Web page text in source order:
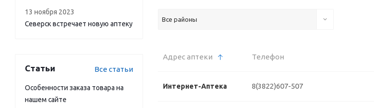
Все районы
Адрес аптеки Телефон
Интернет-Аптека 8(3822)607-507
13 ноября 2023
Северск встречает новую аптеку
Статьи Все статьи
Особенности заказа товара на
нашем сайте